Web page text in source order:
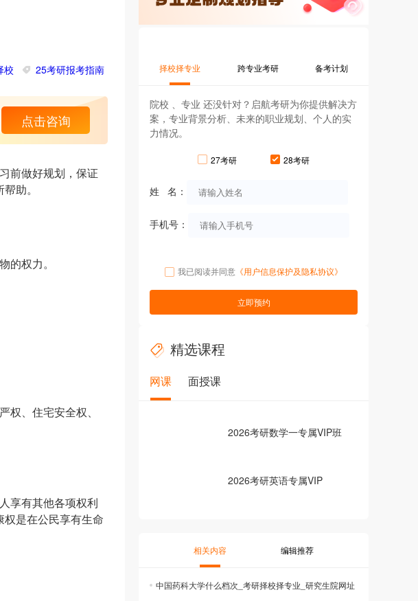
校 25考研报考指南
点击咨询
前做好规划，保证
助。
权力。
、住宅安全权、
享有其他各项权利
是在公民享有生命
择校择专业 跨专业考研 备考计划
院校 、专业 还没针对？启航考研为你提供解决方
案，专业背景分析、未来的职业规划、个人的实
力情况。
27考研 28考研
姓 名：
手机号：
我已阅读并同意 《用户信息保护及隐私协议》
立即预约
精选课程
网课 面授课
2026考研数学一专属VIP班
2026考研英语专属VIP
相关内容 编辑推荐
中国药科大学什么档次_考研择校择专业_研究生院网址